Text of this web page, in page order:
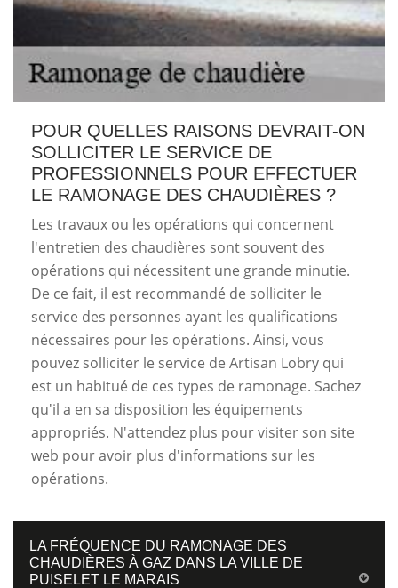
POUR QUELLES RAISONS DEVRAIT-ON
SOLLICITER LE SERVICE DE
PROFESSIONNELS POUR EFFECTUER
LE RAMONAGE DES CHAUDIÈRES ?
Les travaux ou les opérations qui concernent
l'entretien des chaudières sont souvent des
opérations qui nécessitent une grande minutie.
De ce fait, il est recommandé de solliciter le
service des personnes ayant les qualifications
nécessaires pour les opérations. Ainsi, vous
pouvez solliciter le service de Artisan Lobry qui
est un habitué de ces types de ramonage. Sachez
qu'il a en sa disposition les équipements
appropriés. N'attendez plus pour visiter son site
web pour avoir plus d'informations sur les
opérations.
LA FRÉQUENCE DU RAMONAGE DES
CHAUDIÈRES À GAZ DANS LA VILLE DE
PUISELET LE MARAIS